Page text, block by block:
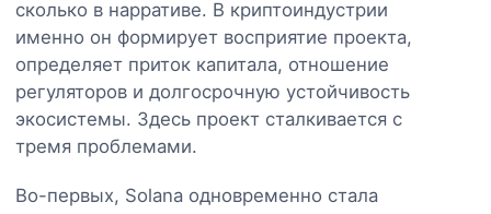
сколько в нарративе. В криптоиндустрии
именно он формирует восприятие проекта,
определяет приток капитала, отношение
регуляторов и долгосрочную устойчивость
экосистемы. Здесь проект сталкивается с
тремя проблемами.
Во-первых, Solana одновременно стала